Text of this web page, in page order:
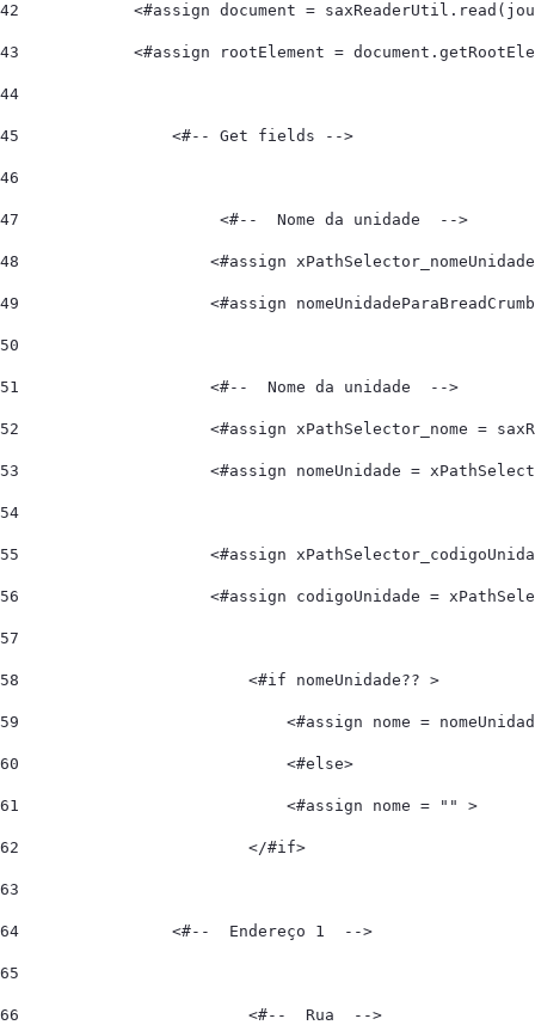
42
<#assign document =
43
<#assign rootElement =
44
45
                <#-- Get fields -->
46
47
                     <#--  Nome da unidade  -->
48
<#assign
49
<#assign
50
51
                    <#--  Nome da unidade  -->
52
<#assign xPathSelector_nome =
53
<#assign nomeUnidade =
54
55
<#assign
56
<#assign codigoUnidade =
57
58
                        <#if nomeUnidade?? >
59
<#assign nome =
60
                            <#else>
61
                            <#assign nome = "" >
62
                        </#if>
63
64
                <#--  Endereço 1  -->
65
66
                        <#--  Rua  -->